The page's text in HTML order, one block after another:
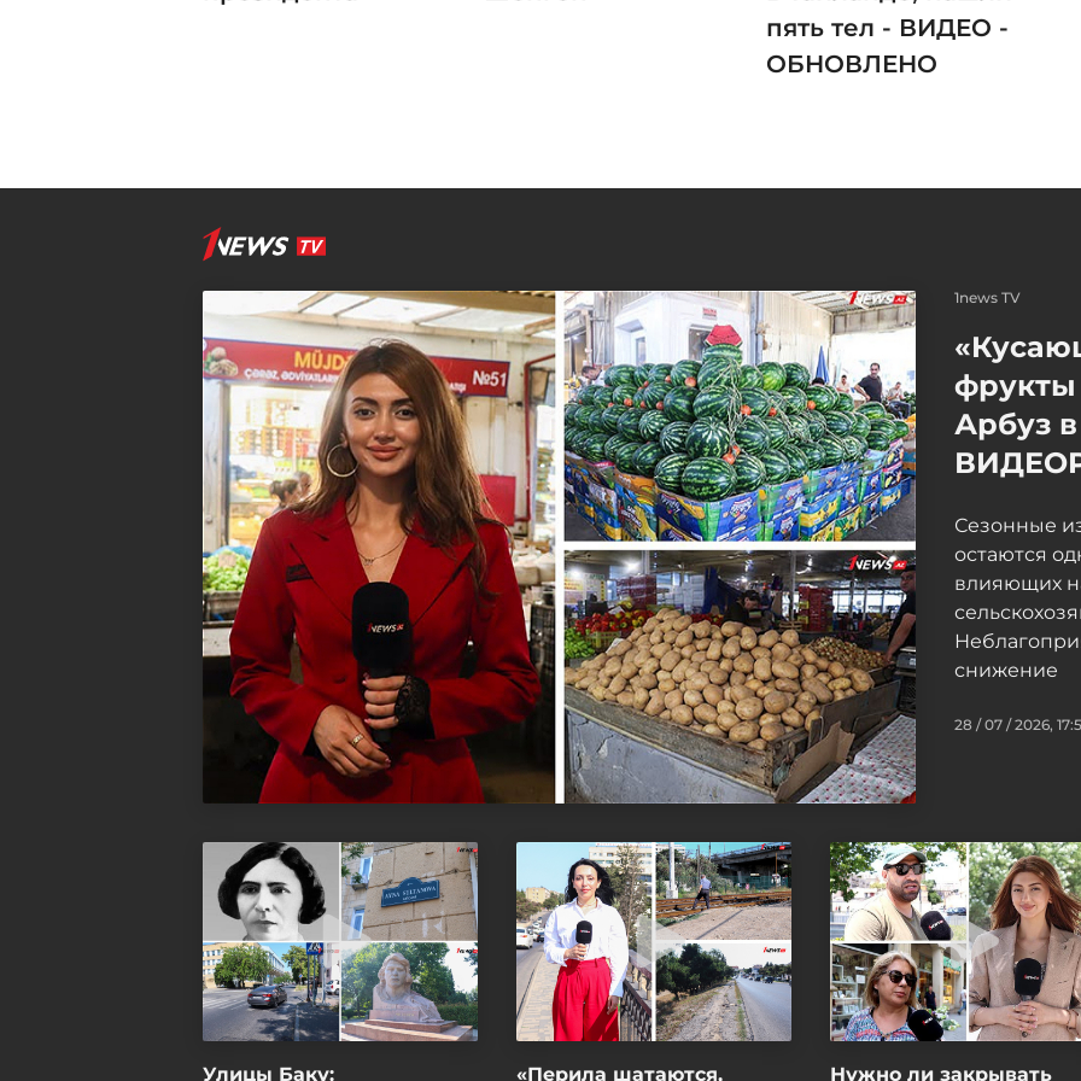
пять тел - ВИДЕО -
ОБНОВЛЕНО
1news TV
Арбуз
Сезонные
остаются
влияющих
снижение
28 / 07 / 2026,
Улицы Баку: «Перила шатаются, Нужно ли закрывать